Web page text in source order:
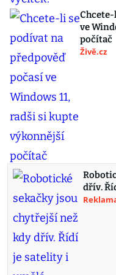
ve
počítač
Živě.cz
dřív.